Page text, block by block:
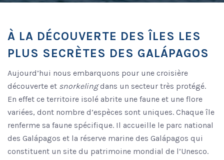
À LA DÉCOUVERTE DES ÎLES LES
PLUS SECRÈTES DES GALÁPAGOS
Aujourd’hui nous embarquons pour une croisière
découverte et snorkelingdans un secteur très protégé.
En effet ce territoire isolé abrite une faune et une flore
variées, dont nombre d’espèces sont uniques. Chaque île
renferme sa faune spécifique. Il accueille le parc national
des Galápagos et la réserve marine des Galápagos qui
constituent un site du patrimoine mondial de l’Unesco.